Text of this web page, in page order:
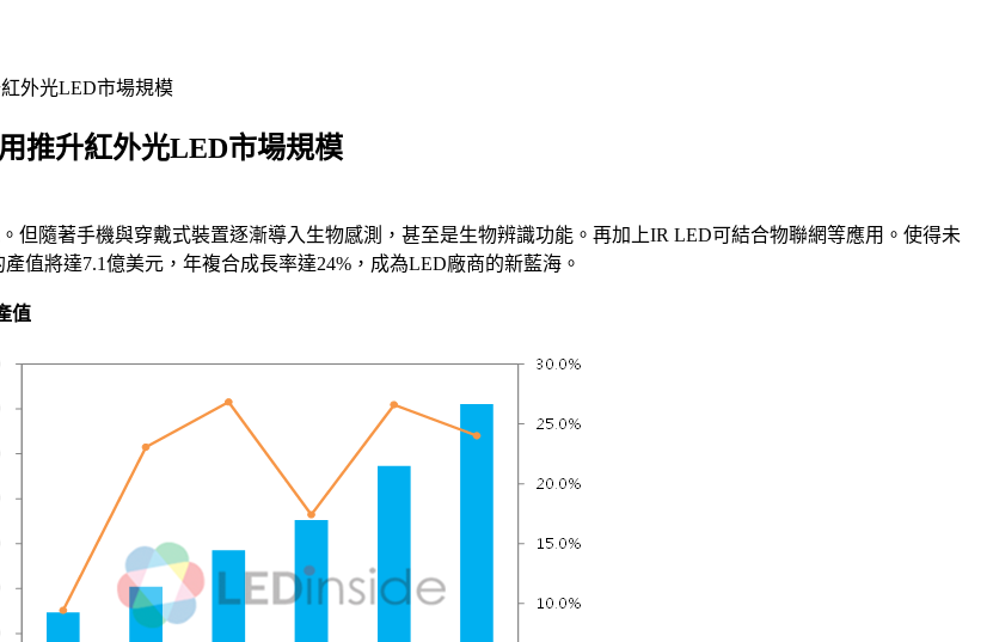
外光LED市場規模
推升紅外光LED市場規模
隨著手機與穿戴式裝置逐漸導入生物感測，甚至是生物辨識功能。再加上IR LED可結合物聯網等應用。使得未
值將達7.1億美元，年複合成長率達24%，成為LED廠商的新藍海。
值